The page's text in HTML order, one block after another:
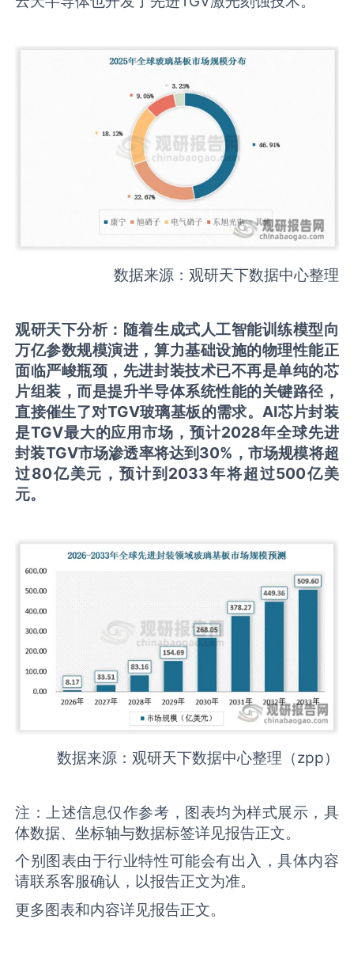
数据来源：观研天下数据中心整理
观研天下分析： 随着生成式人工智能训练模型向
万亿参数规模演进，算力基础设施的物理性能正
面临严峻瓶颈，先进封装技术已不再是单纯的芯
片组装，而是提升半导体系统性能的关键路径，
直接催生了对TGV玻璃基板的需求。AI芯片封装
是TGV最大的应用市场，预计2028年全球先进
封装TGV市场渗透率将达到 30% ，市场规模将超
过80亿美元， 预计到 2033年将超过500亿美
元。
数据来源：观研天下数据中心整理（zpp）
注：上述信息仅作参考，图表均为样式展示，具
体数据、坐标轴与数据标签详见报告正文。
个别图表由于行业特性可能会有出入，具体内容
请联系客服确认，以报告正文为准。
更多图表和内容详见报告正文。